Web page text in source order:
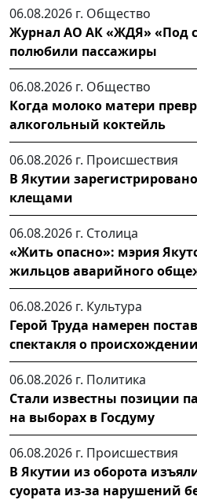
06.08.2026 г. Общество
Журнал АО АК «ЖДЯ» «Под
полюбили пассажиры
06.08.2026 г. Общество
Когда молоко матери
алкогольный коктейль
06.08.2026 г. Происшествия
В Якутии
клещами
06.08.2026 г. Столица
«Жить опасно»: мэрия
жильцов аварийного
06.08.2026 г. Культура
Герой Труда намерен
спектакля о
06.08.2026 г. Политика
Стали известны позиции
на выборах в Госдуму
06.08.2026 г. Происшествия
В Якутии из оборота
суората из-за нарушений